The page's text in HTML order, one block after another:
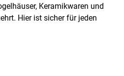
Keramikwaren und
Hier ist sicher für jeden